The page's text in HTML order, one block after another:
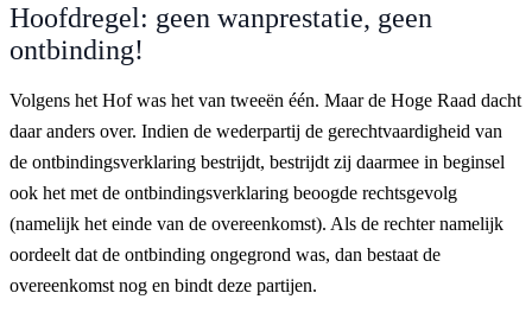
Hoofdregel: geen wanprestatie, geen
ontbinding!
Volgens het Hof was het van tweeën één. Maar de Hoge Raad dacht
daar anders over. Indien de wederpartij de gerechtvaardigheid van
de ontbindingsverklaring bestrijdt, bestrijdt zij daarmee in beginsel
ook het met de ontbindingsverklaring beoogde rechtsgevolg
(namelijk het einde van de overeenkomst). Als de rechter namelijk
oordeelt dat de ontbinding ongegrond was, dan bestaat de
overeenkomst nog en bindt deze partijen.